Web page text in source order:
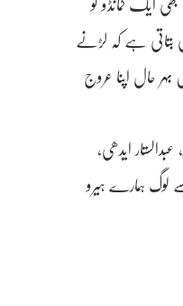
بتاتی ہے کہ لڑنے
بہر حال اپنا عروج
ایدھی،
لوگ ہمارے ہیرو